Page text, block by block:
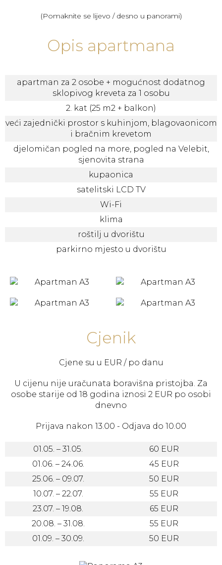
(Pomaknite se lijevo / desno u panorami)
Opis apartmana
apartman za 2 osobe + mogućnost dodatnog
sklopivog kreveta za 1 osobu
2. kat (25 m2 + balkon)
veći zajednički prostor s kuhinjom, blagovaonicom
i bračnim krevetom
djelomičan pogled na more, pogled na Velebit,
sjenovita strana
kupaonica
satelitski LCD TV
Wi-Fi
klima
roštilj u dvorištu
parkirno mjesto u dvorištu
Cjenik
Cjene su u EUR / po danu
U cijenu nije uračunata boravišna pristojba. Za
osobe starije od 18 godina iznosi 2 EUR po osobi
dnevno
Prijava nakon 13.00 - Odjava do 10.00
01.05. – 31.05.
01.06. – 24.06.
25.06. – 09.07.
10.07. – 22.07.
23.07. – 19.08.
20.08. – 31.08.
01.09. – 30.09.
60 EUR
45 EUR
50 EUR
55 EUR
65 EUR
55 EUR
50 EUR